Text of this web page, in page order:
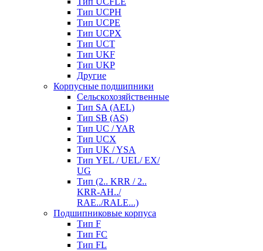
Тип UCPH
Тип UCPE
Тип UCPX
Тип UCT
Тип UKF
Тип UKP
Другие
Корпусные подшипники
Сельскохозяйственные
Тип SA (AEL)
Тип SB (AS)
Тип UC / YAR
Тип UCX
Тип UK / YSA
Тип YEL / UEL/ EX/
UG
Тип (2.. KRR / 2..
KRR-AH../
RAE../RALE...)
Подшипниковые корпуса
Тип F
Тип FC
Тип FL